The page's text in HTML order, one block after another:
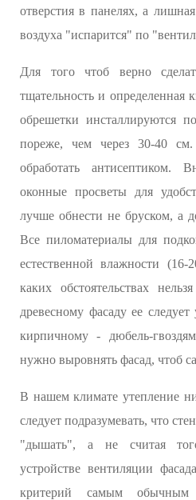
отверстия в панелях, а
воздуха "испарится" по
Для того чтоб верно
тщательность и определенная
обрешетки инсталлируются
пореже, чем через 30-40
обработать антисептиком.
оконные просветы для
лучше обнести не бруском, а
Все пиломатериалы для
естественной влажности
каких обстоятельствах
древесному фасаду ее
кирпичному - дюбель-
нужно выровнять фасад, чтоб
В нашем климате утепление
следует подразумевать, что
"дышать", а не считая
устройстве вентиляции
критерий самым обычным